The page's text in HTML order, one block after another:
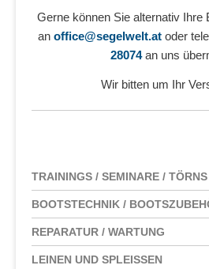
Gerne können Sie alternativ Ihre
an office@segelwelt.at oder
28074an uns
Wir bitten um Ihr
TRAININGS / SEMINARE / TÖRNS
BOOTSTECHNIK /
REPARATUR / WARTUNG
LEINEN UND SPLEISSEN